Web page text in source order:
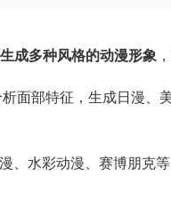
成多种风格的动漫形象
面部特征，生成日漫、
、水彩动漫、赛博朋克